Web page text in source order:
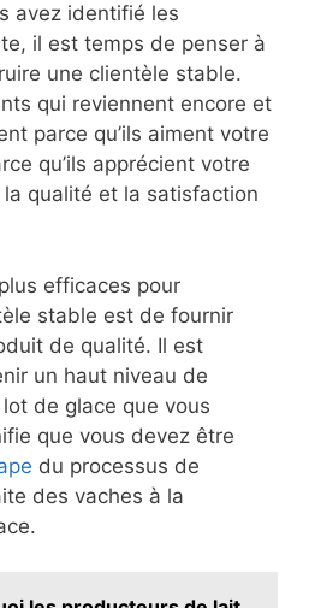
avez identifié les
il est temps de penser à
une clientèle stable.
qui reviennent encore et
parce qu’ils aiment votre
qu’ils apprécient votre
qualité et la satisfaction
efficaces pour
stable est de fournir
de qualité. Il est
un haut niveau de
de glace que vous
que vous devez être
du processus de
des vaches à la